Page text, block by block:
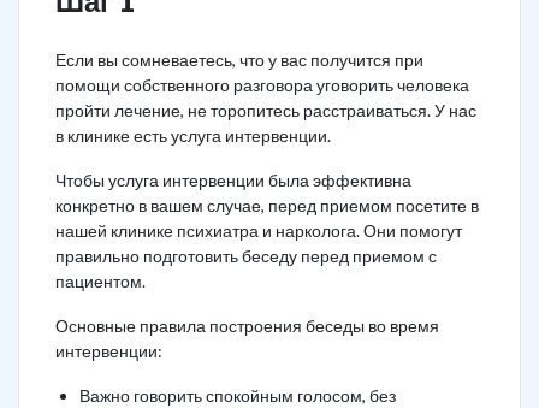
Если вы сомневаетесь, что у вас получится при
помощи собственного разговора уговорить человека
пройти лечение, не торопитесь расстраиваться. У нас
в клинике есть услуга интервенции.
Чтобы услуга интервенции была эффективна
конкретно в вашем случае, перед приемом посетите в
нашей клинике психиатра и нарколога. Они помогут
правильно подготовить беседу перед приемом с
пациентом.
Основные правила построения беседы во время
интервенции:
Важно говорить спокойным голосом, без